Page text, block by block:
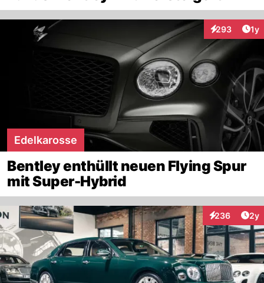
293
Interaktionen
1y
Edelkarosse
Bentley enthüllt neuen Flying Spur
mit Super-Hybrid
236
Interaktionen
2y